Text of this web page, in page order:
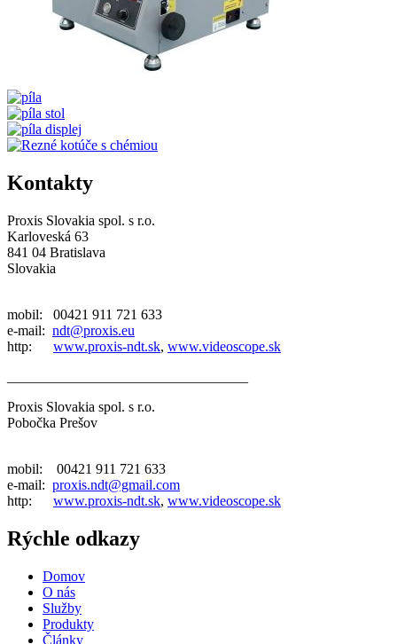
Kontakty
Proxis Slovakia spol. s r.o.
Karloveská 63
841 04 Bratislava
Slovakia
mobil: 00421 911 721 633
e-mail: ndt@proxis.eu
http: www.proxis-ndt.sk, www.videoscope.sk
Proxis Slovakia spol. s r.o.
Pobočka Prešov
mobil: 00421 911 721 633
e-mail: proxis.ndt@gmail.com
http: www.proxis-ndt.sk, www.videoscope.sk
Rýchle odkazy
Domov
O nás
Služby
Produkty
Články